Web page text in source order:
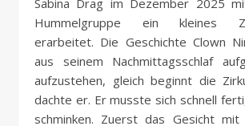
Sabina Drag im Dezember 2025
Hummelgruppe ein kleines
erarbeitet. Die Geschichte Clown
aus seinem Nachmittagsschlaf
aufzustehen, gleich beginnt die
dachte er. Er musste sich schnell
schminken. Zuerst das Gesicht